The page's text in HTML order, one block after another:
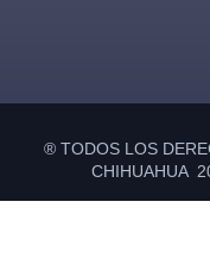
® TODOS LOS
CHIHUAHUA